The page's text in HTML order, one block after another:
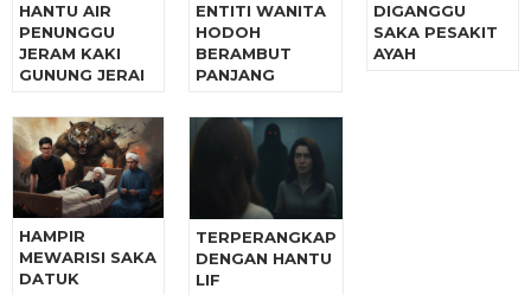
HANTU AIR
PENUNGGU
JERAM KAKI
GUNUNG JERAI
ENTITI WANITA
HODOH
BERAMBUT
PANJANG
DIGANGGU
SAKA PESAKIT
AYAH
HAMPIR
MEWARISI SAKA
DATUK
TERPERANGKAP
DENGAN HANTU
LIF